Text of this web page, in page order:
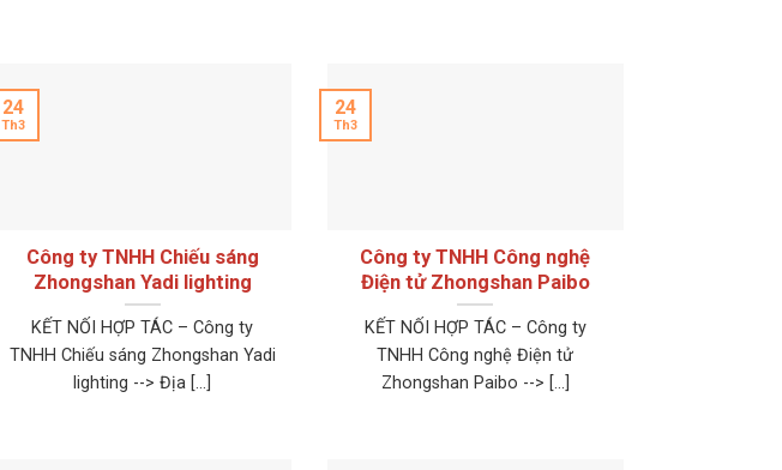
Công ty TNHH Chiếu sáng
Zhongshan Yadi lighting
KẾT NỐI HỢP TÁC – Công ty
TNHH Chiếu sáng Zhongshan Yadi
lighting --> Địa [...]
24
Th3
Công ty TNHH Công nghệ
Điện tử Zhongshan Paibo
KẾT NỐI HỢP TÁC – Công ty
TNHH Công nghệ Điện tử
Zhongshan Paibo --> [...]
24
Th3